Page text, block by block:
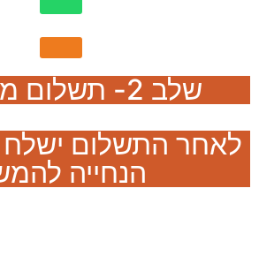
שלב 2- תשלום מאובטח
לאחר התשלום ישלח
הנחייה